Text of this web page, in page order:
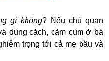
gì không? Nếu chủ quan
đúng cách, cảm cúm ở bà
trọng tới cả mẹ bầu và